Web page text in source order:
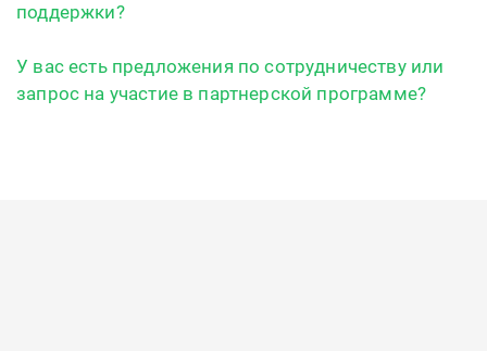
поддержки?
У вас есть предложения по сотрудничеству или
запрос на участие в партнерской программе?